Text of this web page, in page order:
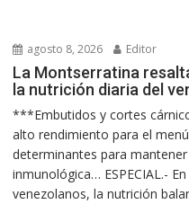
agosto 8, 2026 Editor
La Montserratina
la nutrición diaria del
***Embutidos y cortes
alto rendimiento para el
determinantes para
inmunológica… ESPECIAL.-
venezolanos, la nutrición